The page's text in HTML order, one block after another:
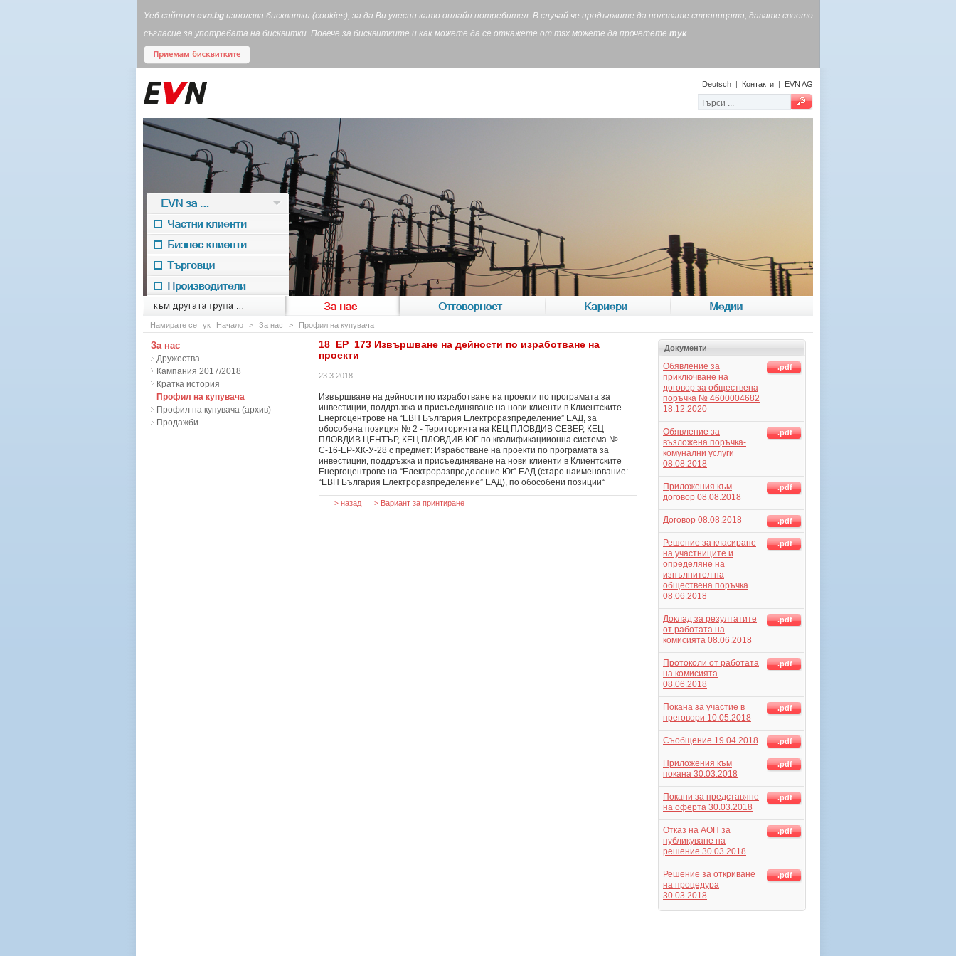
Уеб сайтът evn.bg използва бисквитки (cookies), за да Ви улесни като онлайн потребител. В случай че продължите да ползвате страницата, давате своето
съгласие за употребата на бисквитки. Повече за бисквитките и как можете да се откажете от тях можете да прочетете тук
Deutsch | Контакти | EVN AG
към другата група ... За нас Отговорност Кариери Медии
EVN for
EVN за ...
Частни клиенти
Бизнес клиенти
Търговци
Производители
Намирате се тук Начало > За нас > Профил на купувача
18_EP_173 Извършване на дейности по изработване на
проекти
23.3.2018
Извършване на дейности по изработване на проекти по програмата за
инвестиции, поддръжка и присъединяване на нови клиенти в Клиентските
Енергоцентрове на “ЕВН България Електроразпределение” EАД, за
обособена позиция № 2 - Територията на КЕЦ ПЛОВДИВ СЕВЕР, КЕЦ
ПЛОВДИВ ЦЕНТЪР, КЕЦ ПЛОВДИВ ЮГ по квалификациионна система №
С-16-ЕР-ХК-У-28 с предмет: Изработване на проекти по програмата за
инвестиции, поддръжка и присъединяване на нови клиенти в Клиентските
Енергоцентрове на “Електроразпределение Юг” EАД (старо наименование:
“ЕВН България Електроразпределение” EАД), по обособени позиции“
> назад > Вариант за принтиране
За нас
Дружества
Кампания 2017/2018
Кратка история
Профил на купувача
Профил на купувача (архив)
Продажби
Документи
Обявление за
приключване на
договор за обществена
поръчка № 4600004682
18.12.2020
.pdf
Обявление за
възложена поръчка-
комунални услуги
08.08.2018
.pdf
Приложения към
договор 08.08.2018
.pdf
Договор 08.08.2018 .pdf
Решение за класиране
на участниците и
определяне на
изпълнител на
обществена поръчка
08.06.2018
.pdf
Доклад за резултатите
от работата на
комисията 08.06.2018
.pdf
Протоколи от работата
на комисията
08.06.2018
.pdf
Покана за участие в
преговори 10.05.2018
.pdf
Съобщение 19.04.2018 .pdf
Приложения към
покана 30.03.2018
.pdf
Покани за представяне
на оферта 30.03.2018
.pdf
Отказ на АОП за
публикуване на
решение 30.03.2018
.pdf
Решение за откриване
на процедура
30.03.2018
.pdf